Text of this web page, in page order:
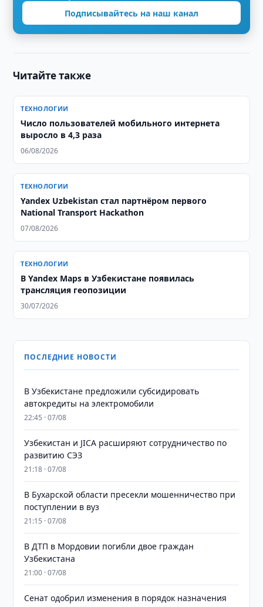
Подписывайтесь на наш канал
Читайте также
ТЕХНОЛОГИИ
Число пользователей мобильного интернета
выросло в 4,3 раза
06/08/2026
ТЕХНОЛОГИИ
Yandex Uzbekistan стал партнёром первого
National Transport Hackathon
07/08/2026
ТЕХНОЛОГИИ
В Yandex Maps в Узбекистане появилась
трансляция геопозиции
30/07/2026
ПОСЛЕДНИЕ НОВОСТИ
В Узбекистане предложили субсидировать
автокредиты на электромобили
22:45 · 07/08
Узбекистан и JICA расширяют сотрудничество по
развитию СЭЗ
21:18 · 07/08
В Бухарской области пресекли мошенничество при
поступлении в вуз
21:15 · 07/08
В ДТП в Мордовии погибли двое граждан
Узбекистана
21:00 · 07/08
Сенат одобрил изменения в порядок назначения